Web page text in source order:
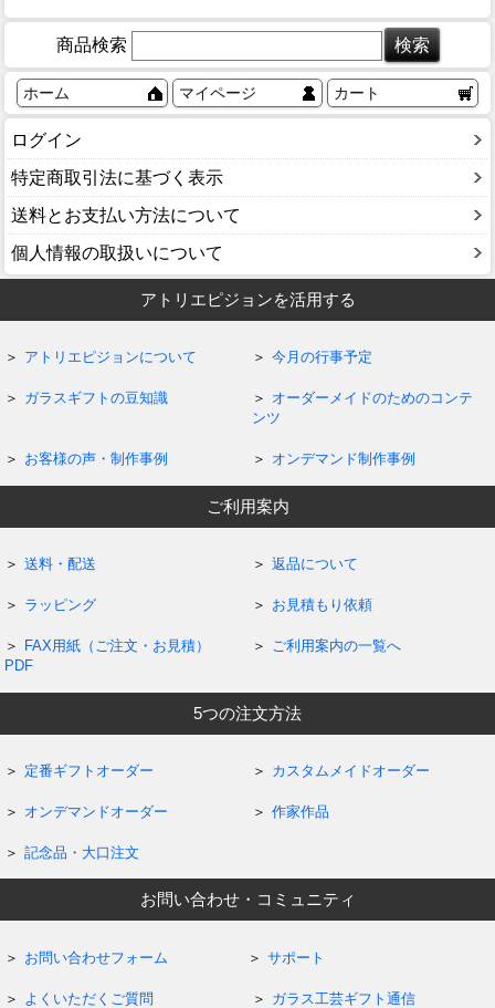
商品検索
ホーム マイページ カート
ログイン
特定商取引法に基づく表示
送料とお支払い方法について
個人情報の取扱いについて
アトリエピジョンを活用する
アトリエピジョンについて 今月の行事予定
ガラスギフトの豆知識
オーダーメイドのためのコンテ
ンツ
お客様の声・制作事例 オンデマンド制作事例
ご利用案内
送料・配送 返品について
ラッピング お見積もり依頼
FAX用紙（ご注文・お見積）
PDF
ご利用案内の一覧へ
5つの注文方法
定番ギフトオーダー カスタムメイドオーダー
オンデマンドオーダー 作家作品
記念品・大口注文
お問い合わせ・コミュニティ
お問い合わせフォーム サポート
よくいただくご質問 ガラス工芸ギフト通信